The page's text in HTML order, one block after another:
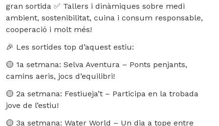
gran sortida ✅ Tallers i dinàmiques sobre medi
ambient, sostenibilitat, cuina i consum responsable,
cooperació i molt més!
🎉 Les sortides top d’aquest estiu:
🟡 1a setmana: Selva Aventura – Ponts penjants,
camins aeris, jocs d’equilibri!
🟡 2a setmana: Festiueja’t – Participa en la trobada
jove de l’estiu!
🟡 3a setmana: Water World – Un dia a tope entre